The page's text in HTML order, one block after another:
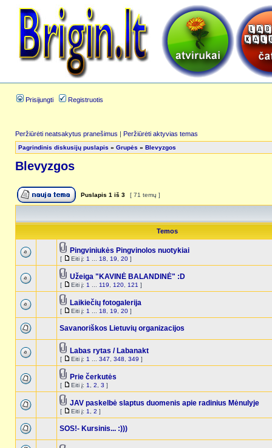
Prisijungti Registruotis
Peržiūrėti neatsakytus pranešimus | Peržiūrėti aktyvias temas
Pagrindinis diskusijų puslapis » Grupės » Blevyzgos
Blevyzgos
Puslapis 1 iš 3 [ 71 temų ]
Temos
Pingviniukės Pingvinolos nuotykiai
[ Eiti į: 1 18 19 20 ]
Užeiga "KAVINĖ BALANDINĖ" :D
[ Eiti į: 1 119 120 121 ]
Laikiečių fotogalerija
[ Eiti į: 1 18 19 20 ]
Savanoriškos Lietuvių organizacijos
Labas rytas / Labanakt
[ Eiti į: 1 347 348 349 ]
Prie čerkutės
[ Eiti į: 1 2 3 ]
JAV paskelbė slaptus duomenis apie radinius Mėnulyje
[ Eiti į: 1 2 ]
SOS!- Kursinis... :)))